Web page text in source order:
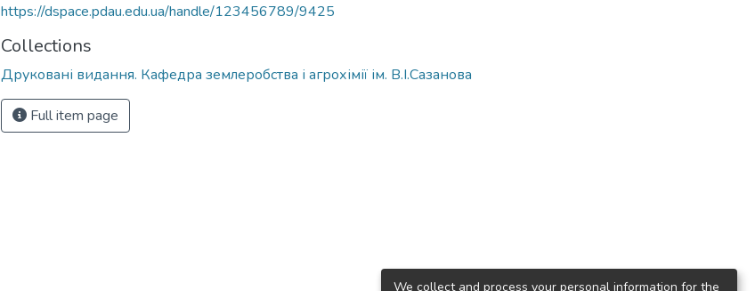
https://dspace.pdau.edu.ua/handle/123456789/9425
Collections
Друковані видання. Кафедра землеробства і агрохімії ім. В.І.Сазанова
Full item page
We collect and process your personal information for the